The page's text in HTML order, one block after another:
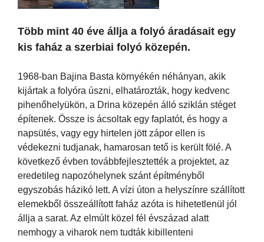
Több mint 40 éve állja a folyó áradásait egy
kis faház a szerbiai folyó közepén.
1968-ban Bajina Basta környékén néhányan, akik
kijártak a folyóra úszni, elhatározták, hogy kedvenc
pihenőhelyükön, a Drina közepén álló sziklán stéget
építenek. Össze is ácsoltak egy faplatót, és hogy a
napsütés, vagy egy hirtelen jött zápor ellen is
védekezni tudjanak, hamarosan tető is került fölé. A
következő évben továbbfejlesztették a projektet, az
eredetileg napozóhelynek szánt építményből
egyszobás házikó lett. A vízi úton a helyszínre szállított
elemekből összeállított faház azóta is hihetetlenül jól
állja a sarat. Az elmúlt közel fél évszázad alatt
nemhogy a viharok nem tudták kibillenteni